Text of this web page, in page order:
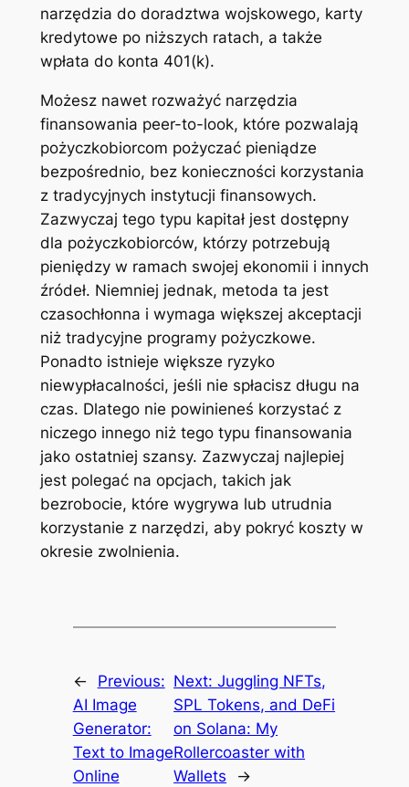
narzędzia do doradztwa wojskowego, karty
kredytowe po niższych ratach, a także
wpłata do konta 401(k).
Możesz nawet rozważyć narzędzia
finansowania peer-to-look, które pozwalają
pożyczkobiorcom pożyczać pieniądze
bezpośrednio, bez konieczności korzystania
z tradycyjnych instytucji finansowych.
Zazwyczaj tego typu kapitał jest dostępny
dla pożyczkobiorców, którzy potrzebują
pieniędzy w ramach swojej ekonomii i innych
źródeł. Niemniej jednak, metoda ta jest
czasochłonna i wymaga większej akceptacji
niż tradycyjne programy pożyczkowe.
Ponadto istnieje większe ryzyko
niewypłacalności, jeśli nie spłacisz długu na
czas. Dlatego nie powinieneś korzystać z
niczego innego niż tego typu finansowania
jako ostatniej szansy. Zazwyczaj najlepiej
jest polegać na opcjach, takich jak
bezrobocie, które wygrywa lub utrudnia
korzystanie z narzędzi, aby pokryć koszty w
okresie zwolnienia.
←
Previous:
AI Image
Generator:
Text to Image
Online
Next:Juggling NFTs,
SPL Tokens, and DeFi
on Solana: My
Rollercoaster with
Wallets
→